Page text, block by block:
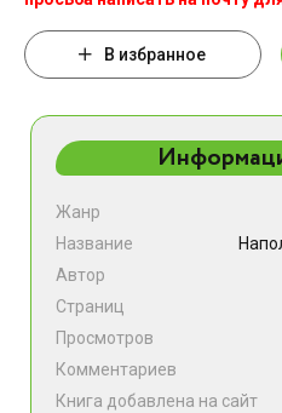
В избранное
Жанр
Название
Автор
Страниц
Просмотров
Комментариев
Книга добавлена на сайт